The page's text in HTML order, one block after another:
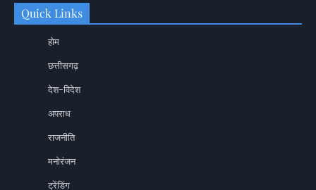
Quick Links
होम
छत्तीसगढ़
देश-विदेश
अपराध
राजनीति
मनोरंजन
ट्रेंडिंग